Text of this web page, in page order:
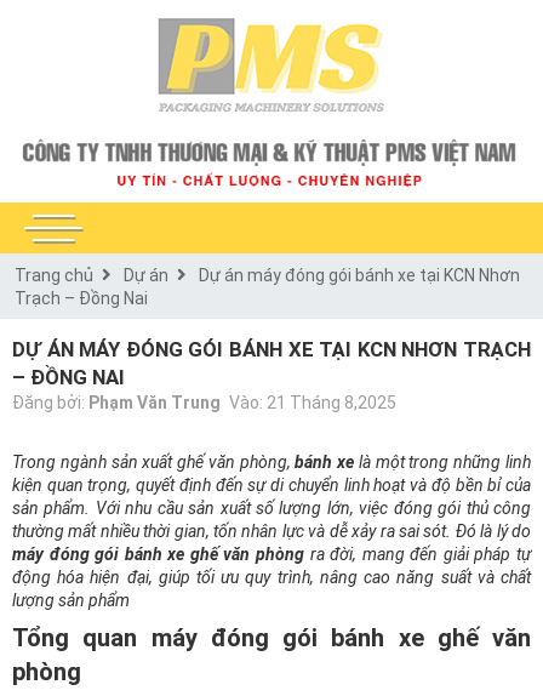
Trang chủ Dự án
Dự án máy đóng gói bánh xe tại KCN Nhơn
Trạch – Đồng Nai
DỰ ÁN MÁY ĐÓNG GÓI BÁNH XE TẠI KCN NHƠN TRẠCH
– ĐỒNG NAI
Đăng bởi: Phạm Văn Trung Vào: 21 Tháng 8,2025
Trong ngành sản xuất ghế văn phòng,bánh xe là một trong những linh
kiện quan trọng, quyết định đến sự di chuyển linh hoạt và độ bền bỉ của
sản phẩm. Với nhu cầu sản xuất số lượng lớn, việc đóng gói thủ công
thường mất nhiều thời gian, tốn nhân lực và dễ xảy ra sai sót. Đó là lý do
máy đóng gói bánh xe ghế văn phòng ra đời, mang đến giải pháp tự
động hóa hiện đại, giúp tối ưu quy trình, nâng cao năng suất và chất
lượng sản phẩm
Tổng quan máy đóng gói bánh xe ghế văn
phòng